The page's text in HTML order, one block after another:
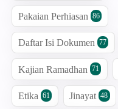
Pakaian Perhiasan 86
Daftar Isi Dokumen 77
Kajian Ramadhan 71
Etika 61 Jinayat 48